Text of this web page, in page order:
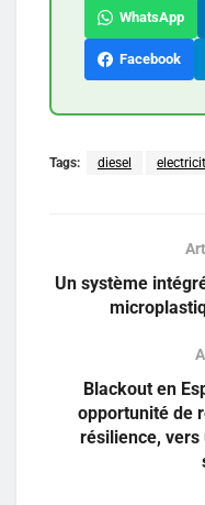
WhatsApp
Facebook
Tags: diesel
Un système
Blackout en
opportunité de
résilience,